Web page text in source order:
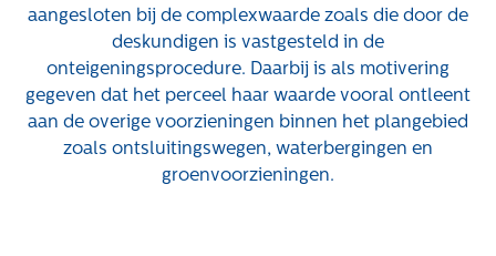
watertransitie
Strategisch grondbeleid als motor voor
woningbouwversnelling Gemeente Vught
Over ons
aangesloten bij de complexwaarde zoals die door de
deskundigen is vastgesteld in de
onteigeningsprocedure. Daarbij is als motivering
gegeven dat het perceel haar waarde vooral ontleent
aan de overige voorzieningen binnen het plangebied
zoals ontsluitingswegen, waterbergingen en
groenvoorzieningen.